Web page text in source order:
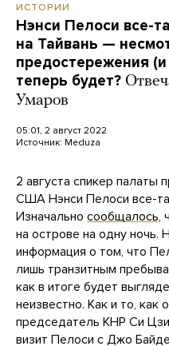
ИСТОРИИ
Нэнси Пелоси все-
на Тайвань —
предостережения
теперь будет?
Умаров
05:01, 2 август 2022
Источник: Meduza
2 августа спикер палаты
США Нэнси Пелоси все-
Изначально сообщалось,
на острове на одну ночь.
информация о том, что
лишь транзитным
как в итоге будет
неизвестно. Как и то, как
председатель КНР Си
визит Пелоси с Джо